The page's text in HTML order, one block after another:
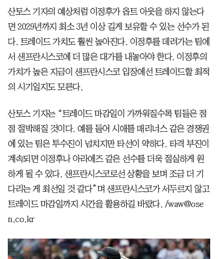
산토스 기자의 예상처럼 이정후가 옵트 아웃을 하지 않는다
면 2029년까지 최소 3년 이상 길게 보유할 수 있는 선수가 된
다. 트레이드 가치도 훨씬 높아진다. 이정후를 데려가는 팀에
서 샌프란시스코에 더 많은 대가를 내놓아야 한다. 이정후의
가치가 높은 지금이 샌프란시스코 입장에선 트레이드할 최적
의 시기일지도 모른다.
산토스 기자는 “트레이드 마감일이 가까워질수록 팀들은 점
점 절박해질 것이다. 예를 들어 시애틀 매리너스 같은 경쟁권
에 있는 팀은 투수진이 넘치지만 타선이 약하다. 타격 부진이
계속되면 이정후나 아라에즈 같은 선수를 더욱 절실하게 원
하게 될 수 있다. 샌프란시스코로선 상황을 보며 조금 더 기
다리는 게 최선일 것 같다”며 샌프란시스코가 서두르지 않고
트레이드 마감일까지 시간을 활용하길 바랐다. /waw@ose
n.co.kr